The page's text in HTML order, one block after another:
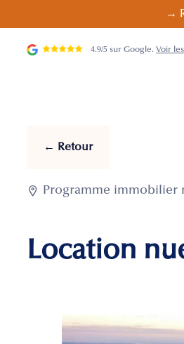
→
4.9/5 sur Google. Voir
← Retour
 Programme immobilier
Location